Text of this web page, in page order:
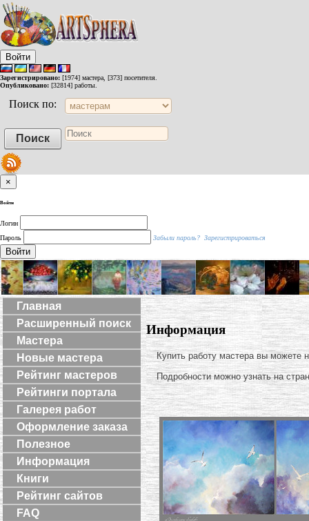
Войти
Зарегистрировано: [1974] мастера, [373] посетителя.
Опубликовано: [32814] работы.
Поиск по:
×
Войти
Логин
Пароль
Забыли пароль? Зарегистрироваться
Войти
Главная
Расширенный поиск
Мастера
Новые мастера
Рейтинг мастеров
Рейтинги портала
Галерея работ
Оформление заказа
Полезное
Информация
Книги
Рейтинг сайтов
FAQ
Информация
Купить работу мастера вы можете
Подробности можно узнать на